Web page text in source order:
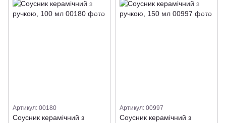
Артикул: 00180
Соусник керамічний з
Артикул: 00997
Соусник керамічний з